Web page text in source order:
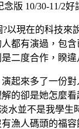
念版 10/30-11/2
?以現在的科技
都有演過，包
二度合作，睽違
起來多了一份
的卻是她怎麼
水並不是我學生
漁人碼頭的福